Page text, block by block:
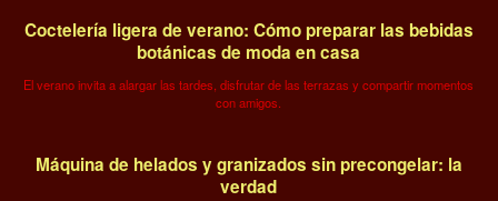
Coctelería ligera de verano: Cómo preparar las bebidas
botánicas de moda en casa
El verano invita a alargar las tardes, disfrutar de las terrazas y compartir momentos
con amigos.
Máquina de helados y granizados sin precongelar: la
verdad